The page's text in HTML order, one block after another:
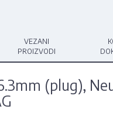
VEZANI
PROIZVODI
(plug),